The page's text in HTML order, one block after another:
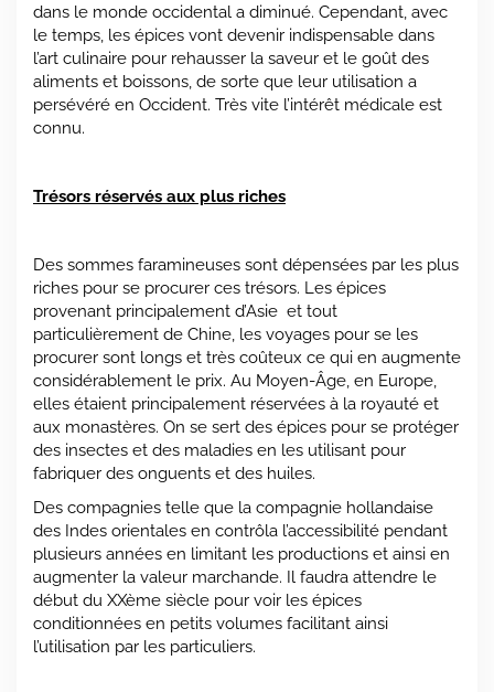
dans le monde occidental a diminué. Cependant, avec
le temps, les épices vont devenir indispensable dans
l’art culinaire pour rehausser la saveur et le goût des
aliments et boissons, de sorte que leur utilisation a
persévéré en Occident. Très vite l’intérêt médicale est
connu.
Trésors réservés aux plus riches
Des sommes faramineuses sont dépensées par les plus
riches pour se procurer ces trésors. Les épices
provenant principalement d’Asie et tout
particulièrement de Chine, les voyages pour se les
procurer sont longs et très coûteux ce qui en augmente
considérablement le prix. Au Moyen-Âge, en Europe,
elles étaient principalement réservées à la royauté et
aux monastères. On se sert des épices pour se protéger
des insectes et des maladies en les utilisant pour
fabriquer des onguents et des huiles.
Des compagnies telle que la compagnie hollandaise
des Indes orientales en contrôla l’accessibilité pendant
plusieurs années en limitant les productions et ainsi en
augmenter la valeur marchande. Il faudra attendre le
début du XXème siècle pour voir les épices
conditionnées en petits volumes facilitant ainsi
l’utilisation par les particuliers.